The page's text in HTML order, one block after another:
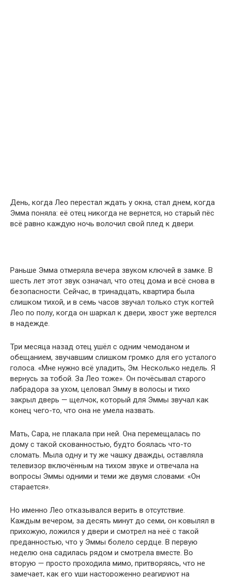
День, когда Лео перестал ждать у окна, стал днем, когда
Эмма поняла: её отец никогда не вернется, но старый пёс
всё равно каждую ночь волочил свой плед к двери.
Раньше Эмма отмеряла вечера звуком ключей в замке. В
шесть лет этот звук означал, что отец дома и всё снова в
безопасности. Сейчас, в тринадцать, квартира была
слишком тихой, и в семь часов звучал только стук когтей
Лео по полу, когда он шаркал к двери, хвост уже вертелся
в надежде.
Три месяца назад отец ушёл с одним чемоданом и
обещанием, звучавшим слишком громко для его усталого
голоса. «Мне нужно всё уладить, Эм. Несколько недель. Я
вернусь за тобой. За Лео тоже». Он почёсывал старого
лабрадора за ухом, целовал Эмму в волосы и тихо
закрыл дверь — щелчок, который для Эммы звучал как
конец чего-то, что она не умела назвать.
Мать, Сара, не плакала при ней. Она перемещалась по
дому с такой скованностью, будто боялась что-то
сломать. Мыла одну и ту же чашку дважды, оставляла
телевизор включённым на тихом звуке и отвечала на
вопросы Эммы одними и теми же двумя словами: «Он
старается».
Но именно Лео отказывался верить в отсутствие.
Каждым вечером, за десять минут до семи, он ковылял в
прихожую, ложился у двери и смотрел на неё с такой
преданностью, что у Эммы болело сердце. В первую
неделю она садилась рядом и смотрела вместе. Во
вторую — просто проходила мимо, притворяясь, что не
замечает, как его уши настороженно реагируют на